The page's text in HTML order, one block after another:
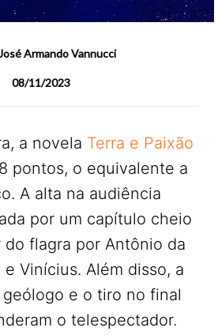
Armando Vannucci
08/11/2023
a novela Terra e Paixão
pontos, o equivalente a
A alta na audiência
por um capítulo cheio
flagra por Antônio da
Vinícius. Além disso, a
e o tiro no final
o telespectador.